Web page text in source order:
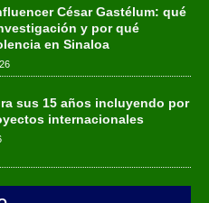
César Gastélum: qué
y por qué
en Sinaloa
sus 15 años incluyendo por
internacionales